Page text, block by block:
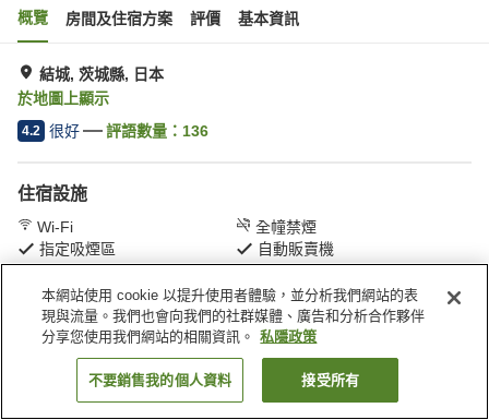
概覽 房間及住宿方案 評價 基本資訊
結城, 茨城縣, 日本
於地圖上顯示
4.2 很好 評語數量： 136
住宿設施
Wi-Fi
全幢禁煙
指定吸煙區
自動販賣機
主頁 日本 茨城縣 結城 結城 R9 庭院酒店
找客房
本網站使用 cookie 以提升使用者體驗，並分析我們網站的表
現與流量。我們也會向我們的社群媒體、廣告和分析合作夥伴
分享您使用我們網站的相關資訊。
私隱政策
不要銷售我的個人資料 接受所有